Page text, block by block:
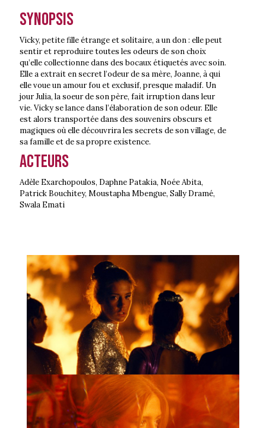
Synopsis
Vicky, petite fille étrange et solitaire, a un don : elle peut
sentir et reproduire toutes les odeurs de son choix
qu’elle collectionne dans des bocaux étiquetés avec soin.
Elle a extrait en secret l’odeur de sa mère, Joanne, à qui
elle voue un amour fou et exclusif, presque maladif. Un
jour Julia, la soeur de son père, fait irruption dans leur
vie. Vicky se lance dans l’élaboration de son odeur. Elle
est alors transportée dans des souvenirs obscurs et
magiques où elle découvrira les secrets de son village, de
sa famille et de sa propre existence.
Acteurs
Adèle Exarchopoulos, Daphne Patakia, Noée Abita,
Patrick Bouchitey, Moustapha Mbengue, Sally Dramé,
Swala Emati